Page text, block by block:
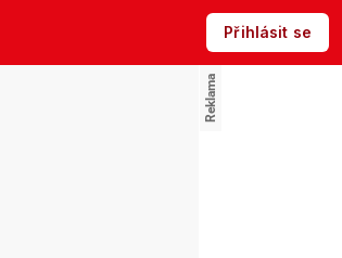
Přihlásit se